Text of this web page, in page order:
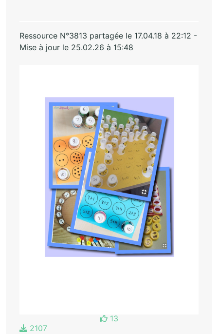
Ressource N°3813 partagée le 17.04.18 à 22:12 -
Mise à jour le 25.02.26 à 15:48
13
2107